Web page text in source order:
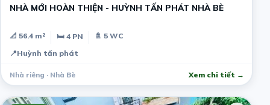
NHÀ MỚI HOÀN THIỆN - HUỲNH TẤN PHÁT NHÀ BÈ
📐 56.4 m² 🛏 4 PN
🚿 5 WC
📍Huỳnh tấn phát
Nhà riêng · Nhà Bè Xem chi tiết →